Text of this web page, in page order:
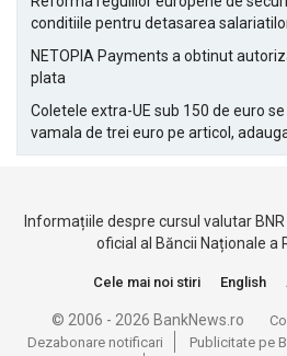
conditiile pentru detasarea
NETOPIA Payments a obtinut
plata
Coletele extra-UE sub 150 de euro
vamala de trei euro pe articol,
Informațiile despre cursul valutar
oficial al Băncii Naționale a
Cele mai noi stiri English
© 2006 - 2026 BankNews.ro
Dezabonare notificari
Publicitate pe